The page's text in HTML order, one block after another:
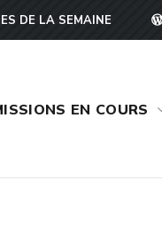
DE LA SEMAINE
EN COURS